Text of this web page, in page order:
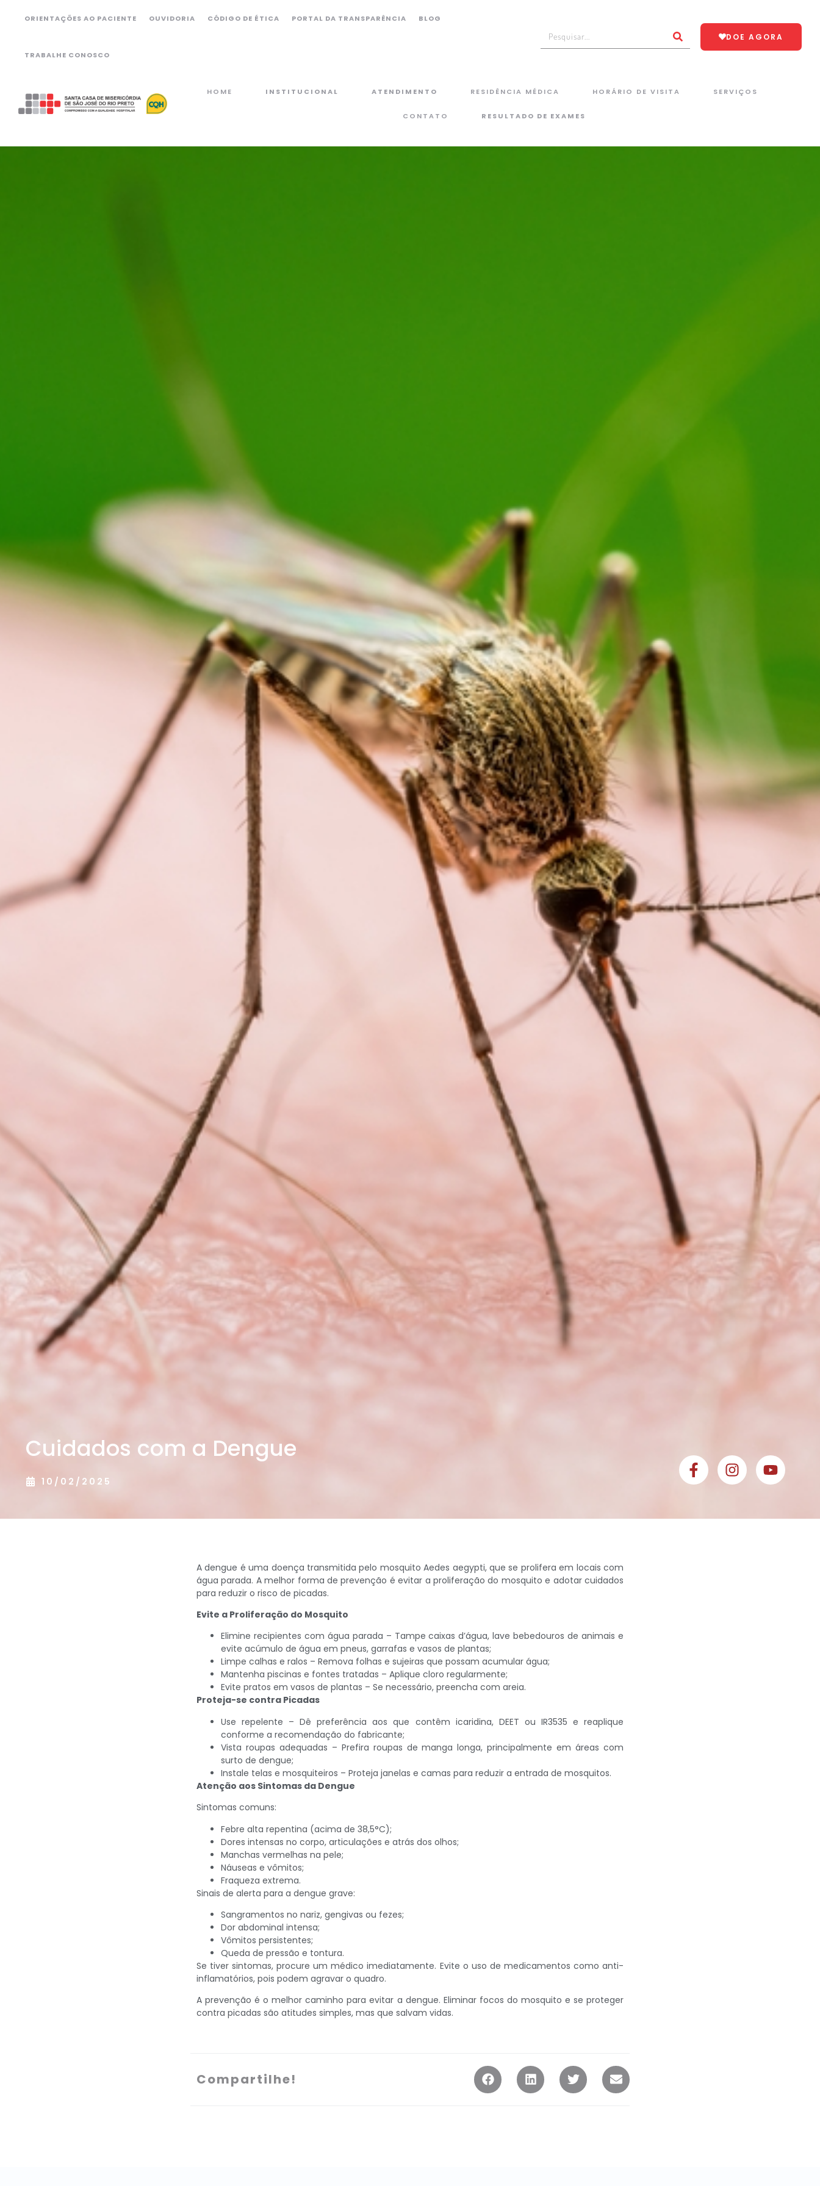
ORIENTAÇÕES AO PACIENTE OUVIDORIA CÓDIGO DE ÉTICA PORTAL DA TRANSPARÊNCIA BLOG
TRABALHE CONOSCO
DOE AGORA
HOME INSTITUCIONAL ATENDIMENTO RESIDÊNCIA MÉDICA HORÁRIO DE VISITA SERVIÇOS
CONTATO RESULTADO DE EXAMES
Cuidados com a Dengue
10/02/2025
A dengue é uma doença transmitida pelo mosquito Aedes aegypti, que se prolifera em locais com
água parada. A melhor forma de prevenção é evitar a proliferação do mosquito e adotar cuidados
para reduzir o risco de picadas.
Evite a Proliferação do Mosquito
Elimine recipientes com água parada – Tampe caixas d’água, lave bebedouros de animais e
evite acúmulo de água em pneus, garrafas e vasos de plantas;
Limpe calhas e ralos – Remova folhas e sujeiras que possam acumular água;
Mantenha piscinas e fontes tratadas – Aplique cloro regularmente;
Evite pratos em vasos de plantas – Se necessário, preencha com areia.
Proteja-se contra Picadas
Use repelente – Dê preferência aos que contêm icaridina, DEET ou IR3535 e reaplique
conforme a recomendação do fabricante;
Vista roupas adequadas – Prefira roupas de manga longa, principalmente em áreas com
surto de dengue;
Instale telas e mosquiteiros – Proteja janelas e camas para reduzir a entrada de mosquitos.
Atenção aos Sintomas da Dengue
Sintomas comuns:
Febre alta repentina (acima de 38,5°C);
Dores intensas no corpo, articulações e atrás dos olhos;
Manchas vermelhas na pele;
Náuseas e vômitos;
Fraqueza extrema.
Sinais de alerta para a dengue grave:
Sangramentos no nariz, gengivas ou fezes;
Dor abdominal intensa;
Vômitos persistentes;
Queda de pressão e tontura.
Se tiver sintomas, procure um médico imediatamente. Evite o uso de medicamentos como anti-
inflamatórios, pois podem agravar o quadro.
A prevenção é o melhor caminho para evitar a dengue. Eliminar focos do mosquito e se proteger
contra picadas são atitudes simples, mas que salvam vidas.
Compartilhe!